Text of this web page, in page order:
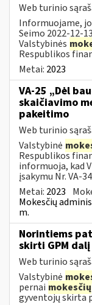
Web turinio
Informuojame,
Seimo 2022-12-
Valstybinės
Respublikos
Metai: 2023
VA-25 „Dėl
skaičiavimo
pakeitimo
Web turinio
Valstybinė
Respublikos
informuoja, kad
įsakymu Nr. VA-
Metai: 2023
Mokesčių
m.
Norintiems
skirti GPM
Web turinio
Valstybinė
pernai mokesčių
gyventojų skirta